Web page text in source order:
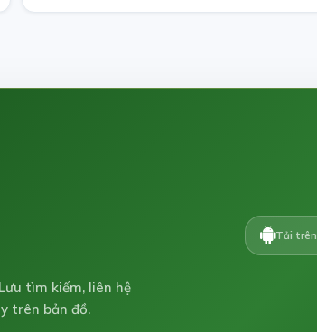
tìm kiếm, liên hệ
trên bản đồ.
Tải trên